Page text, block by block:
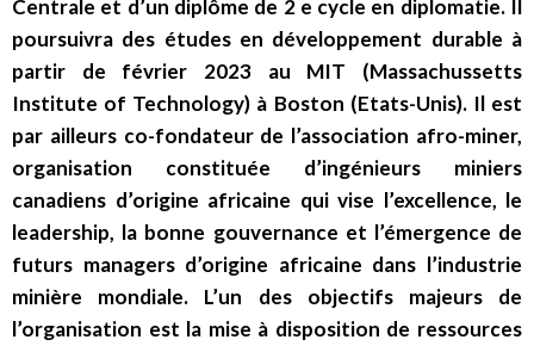
Centrale et d’un diplôme de 2 e cycle en diplomatie. Il
poursuivra des études en développement durable à
partir de février 2023 au MIT (Massachussetts
Institute of Technology) à Boston (Etats-Unis). Il est
par ailleurs co-fondateur de l’association afro-miner,
organisation constituée d’ingénieurs miniers
canadiens d’origine africaine qui vise l’excellence, le
leadership, la bonne gouvernance et l’émergence de
futurs managers d’origine africaine dans l’industrie
minière mondiale. L’un des objectifs majeurs de
l’organisation est la mise à disposition de ressources